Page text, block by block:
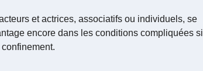
et actrices, associatifs ou individuels, se
encore dans les conditions compliquées si